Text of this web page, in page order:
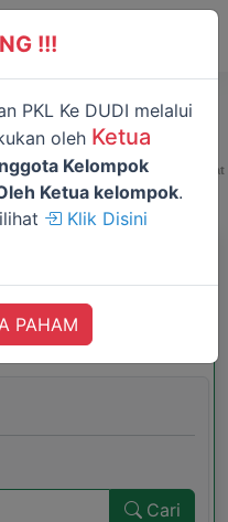
Permanen
Ajuan
Selesai (Ambil Surat
Tugas)
(PKL)
Cari
!!!
PKL Ke DUDI melalui
oleh Ketua
Kelompok
Ketua kelompok.
Klik Disini
PAHAM